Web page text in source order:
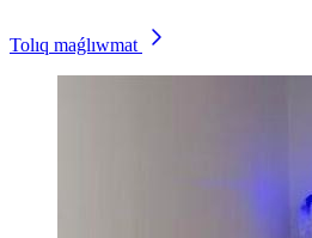
Tolıq maǵlıwmat